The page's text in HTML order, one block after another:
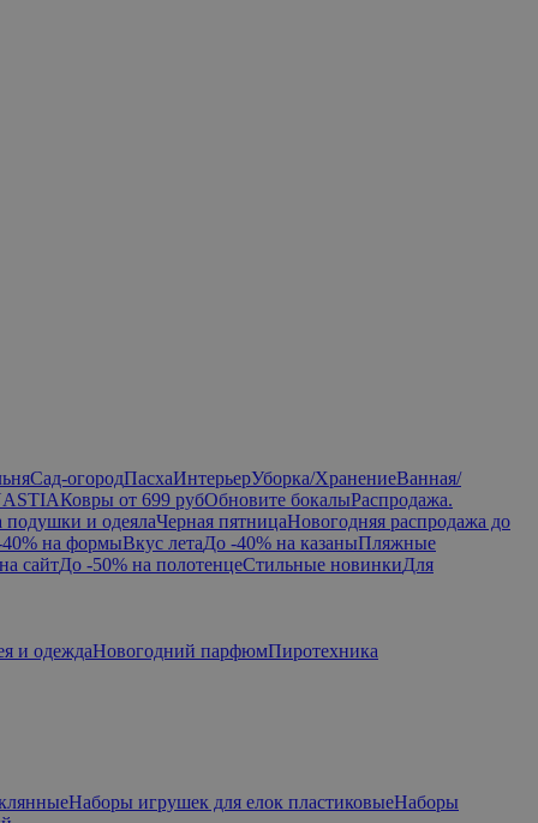
Сад-огородПасхаИнтерьерУборка/ХранениеВанная/
Ковры от 699 рубОбновите бокалыРаспродажа.
подушки и одеялаЧерная пятницаНовогодняя распродажа до
на формыВкус летаДо -40% на казаныПляжные
сайтДо -50% на полотенцеСтильные новинкиДля
и одеждаНовогодний парфюмПиротехника
Наборы игрушек для елок пластиковыеНаборы